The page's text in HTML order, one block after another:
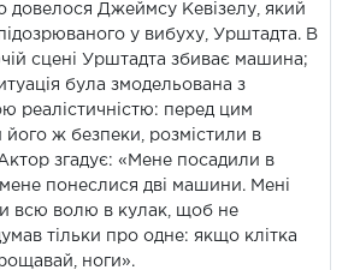
довелося Джеймсу Кевізелу, який
у вибуху, Урштадта. В
сцені Урштадта збиває машина;
була змодельована з
реалістичністю: перед цим
його ж безпеки, розмістили в
Актор згадує: «Мене посадили в
мене понеслися дві машини. Мені
всю волю в кулак, щоб не
тільки про одне: якщо клітка
ноги».